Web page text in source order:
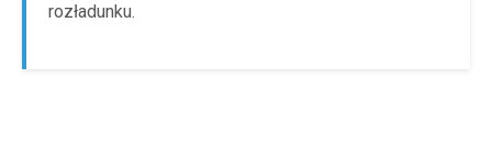
rozładunku.